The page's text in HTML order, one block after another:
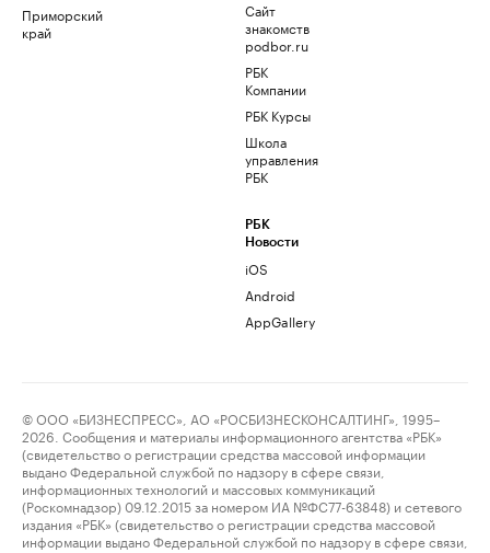
Приморский
край
Сайт
знакомств
podbor.ru
РБК
Компании
РБК Курсы
Школа
управления
РБК
РБК
Новости
iOS
Android
AppGallery
© ООО «БИЗНЕСПРЕСС», АО «РОСБИЗНЕСКОНСАЛТИНГ», 1995–
2026. Сообщения и материалы информационного агентства «РБК»
(свидетельство о регистрации средства массовой информации
выдано Федеральной службой по надзору в сфере связи,
информационных технологий и массовых коммуникаций
(Роскомнадзор) 09.12.2015 за номером ИА №ФС77-63848) и сетевого
издания «РБК» (свидетельство о регистрации средства массовой
информации выдано Федеральной службой по надзору в сфере связи,